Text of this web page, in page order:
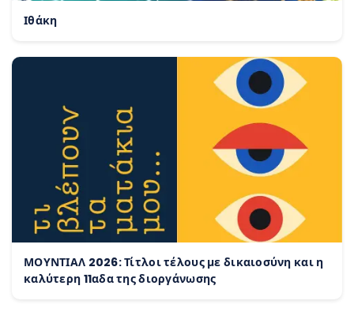
Ιθάκη
ΜΟΥΝΤΙΑΛ 2026: Τίτλοι τέλους με δικαιοσύνη και η
καλύτερη 11αδα της διοργάνωσης